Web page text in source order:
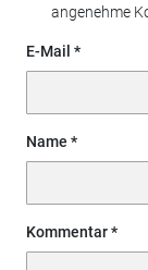
angenehme
E-Mail
Name
Kommentar